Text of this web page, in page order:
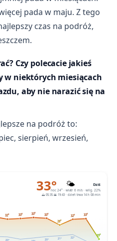
pada w maju. Z tego
czas na podróż,
Czy polecacie jakieś
w niektórych miesiącach
aby nie narazić się na
na podróż to:
sierpień, wrzesień,